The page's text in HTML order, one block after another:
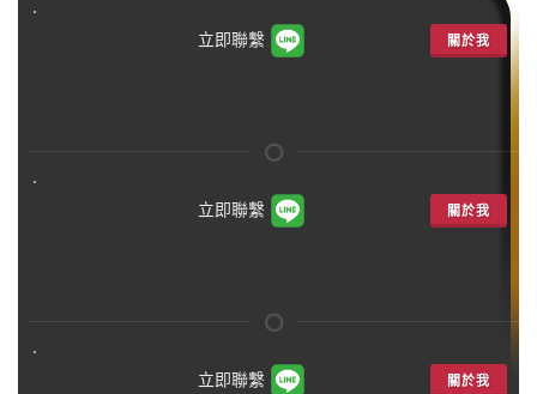
關於我
立即聯繫
關於我
立即聯繫
關於我
立即聯繫